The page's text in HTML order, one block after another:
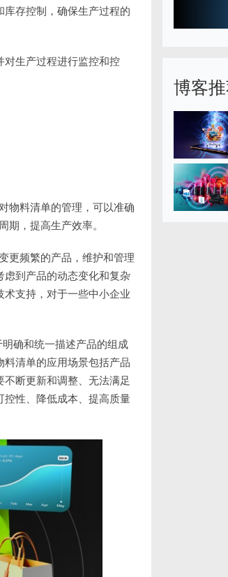
存控制，确保生产过程的
对生产过程进行监控和控
物料清单的管理，可以准确
，提高生产效率。
更频繁的产品，维护和管理
到产品的动态变化和复杂
支持，对于一些中小企业
确和统一描述产品的组成
清单的应用场景包括产品
断更新和调整、无法满足
性、降低成本、提高质量
博客